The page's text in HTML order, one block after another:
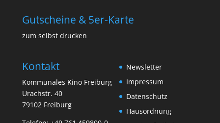
Gutscheine & 5er-Karte
zum selbst drucken
Kontakt
Kommunales Kino Freiburg
Urachstr. 40
79102 Freiburg
Newsletter
Impressum
Datenschutz
Hausordnung